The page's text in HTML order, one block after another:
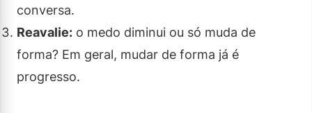
conversa.
Reavalie: o medo diminui ou só muda de
forma? Em geral, mudar de forma já é
progresso.